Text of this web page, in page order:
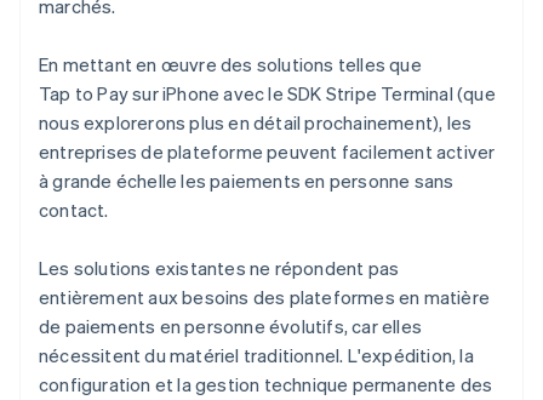
marchés.
En mettant en œuvre des solutions telles que
Tap to Pay sur iPhone avec le SDK Stripe Terminal (que
nous explorerons plus en détail prochainement), les
entreprises de plateforme peuvent facilement activer
à grande échelle les paiements en personne sans
contact.
Les solutions existantes ne répondent pas
entièrement aux besoins des plateformes en matière
de paiements en personne évolutifs, car elles
nécessitent du matériel traditionnel. L'expédition, la
configuration et la gestion technique permanente des